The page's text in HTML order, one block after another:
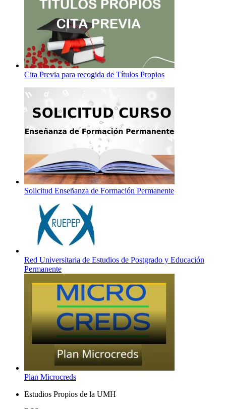
Cita Previa para recogida de Títulos Propios
Solicitud Enseñanza de Formación Permanente
Red Universitaria de Estudios de Postgrado y Educación
Permanente
Plan Microcreds
Estudios Propios de la UMH